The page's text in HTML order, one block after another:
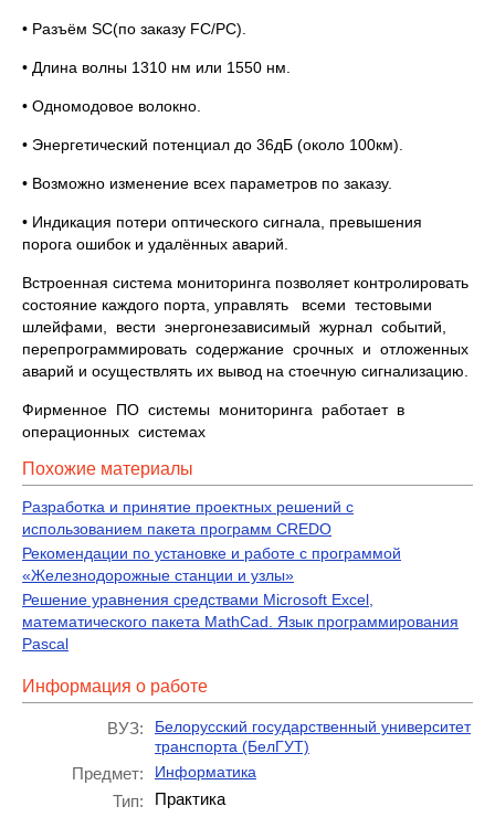
• Разъём SC(по заказу FC/PC).
• Длина волны 1310 нм или 1550 нм.
• Одномодовое волокно.
• Энергетический потенциал до 36дБ (около 100км).
• Возможно изменение всех параметров по заказу.
• Индикация потери оптического сигнала, превышения
порога ошибок и удалённых аварий.
Встроенная система мониторинга позволяет контролировать
состояние каждого порта, управлять всеми тестовыми
шлейфами, вести энергонезависимый журнал событий,
перепрограммировать содержание срочных и отложенных
аварий и осуществлять их вывод на стоечную сигнализацию.
Фирменное ПО системы мониторинга работает в
операционных системах
Похожие материалы
Разработка и принятие проектных решений с
использованием пакета программ CREDO
Рекомендации по установке и работе с программой
«Железнодорожные станции и узлы»
Решение уравнения средствами Microsoft Excel,
математического пакета MathCad. Язык программирования
Pascal
Информация о работе
ВУЗ:
Белорусский государственный университет
транспорта (БелГУТ)
Предмет: Информатика
Тип: Практика